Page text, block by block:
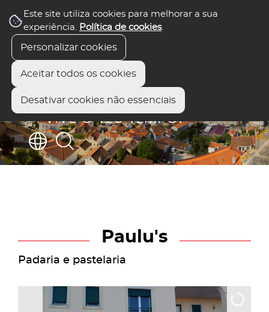
Este site utiliza cookies para melhorar a sua
experiência. Política de cookies.
Personalizar cookies
Aceitar todos os cookies
Desativar cookies não essenciais
Paulu's
Padaria e pastelaria